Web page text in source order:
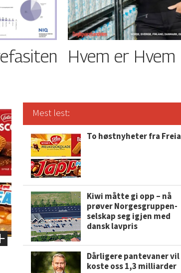
Hvem er Hvem
Mest lest:
To høstnyheter fra Freia
Kiwi måtte gi opp – nå
prøver Norgesgruppen-
selskap seg igjen med
dansk lavpris
Dårligere pantevaner vil
koste oss 1,3 milliarder